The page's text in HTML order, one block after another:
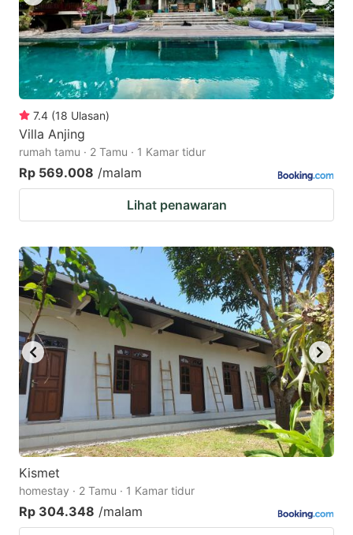
7.4 (18 Ulasan)
Villa Anjing
rumah tamu · 2 Tamu · 1 Kamar tidur
Rp 569.008 /malam
Lihat penawaran
Kismet
homestay · 2 Tamu · 1 Kamar tidur
Rp 304.348 /malam